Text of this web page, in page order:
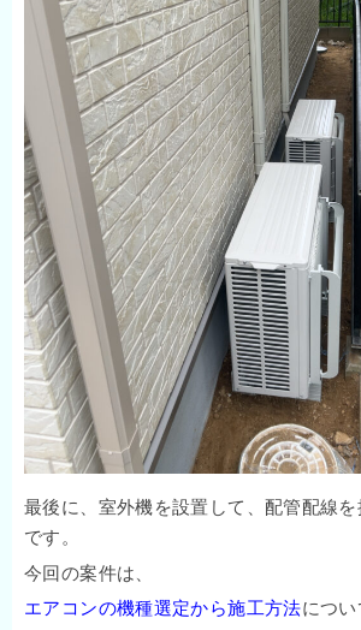
最後に、室外機を設置して、配管配線
です。
今回の案件は、
エアコンの機種選定から施工方法につ